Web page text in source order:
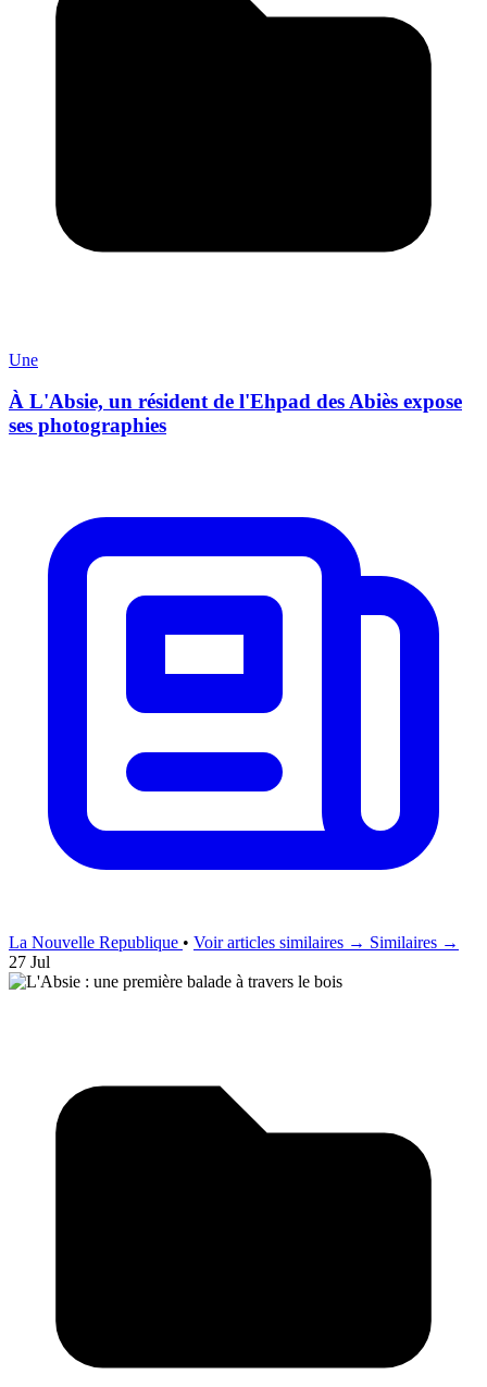
Une
À L'Absie, un résident de l'Ehpad des Abiès expose
ses photographies
La Nouvelle Republique • Voir articles similaires → Similaires →
27 Jul